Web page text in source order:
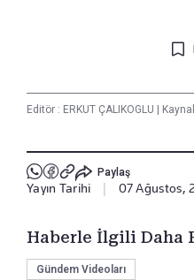
Editör : ERKUT ÇALIKOGLU |
Paylaş
Yayın Tarihi 07 Ağustos,
Haberle İlgili Daha
Gündem Videoları